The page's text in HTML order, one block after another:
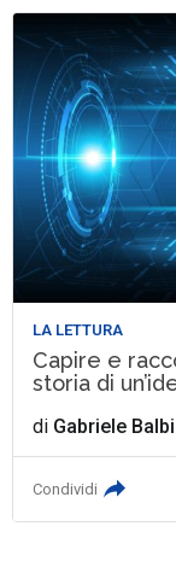
LA LETTURA
Capire e
storia di
di Gabriele Balbi
Condividi